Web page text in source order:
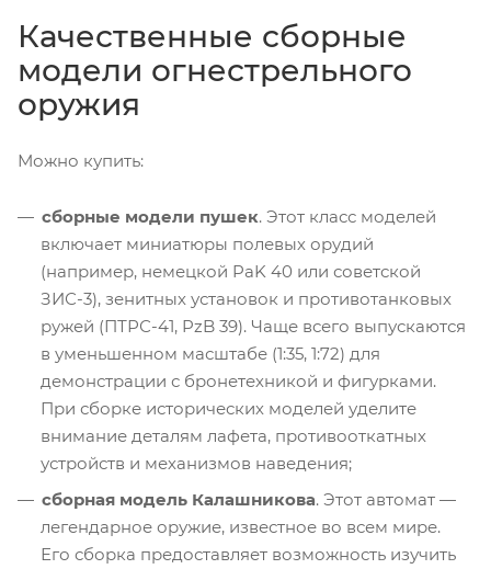
Качественные сборные
модели огнестрельного
оружия
Можно купить:
сборные модели пушек. Этот класс моделей
включает миниатюры полевых орудий
(например, немецкой PaK 40 или советской
ЗИС-3), зенитных установок и противотанковых
ружей (ПТРС-41, PzB 39). Чаще всего выпускаются
в уменьшенном масштабе (1:35, 1:72) для
демонстрации с бронетехникой и фигурками.
При сборке исторических моделей уделите
внимание деталям лафета, противооткатных
устройств и механизмов наведения;
сборная модель Калашникова. Этот автомат —
легендарное оружие, известное во всем мире.
Его сборка предоставляет возможность изучить